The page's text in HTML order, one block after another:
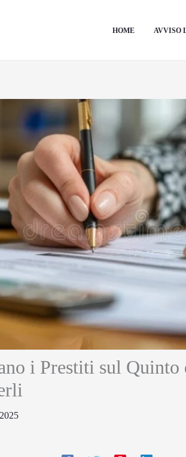
HOME AVVISO
i Prestiti sul